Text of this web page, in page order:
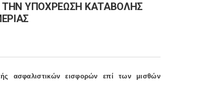
ΤΗΝ ΥΠΟΧΡΕΩΣΗ ΚΑΤΑΒΟΛΗΣ
ασφαλιστικών εισφορών επί των μισθών